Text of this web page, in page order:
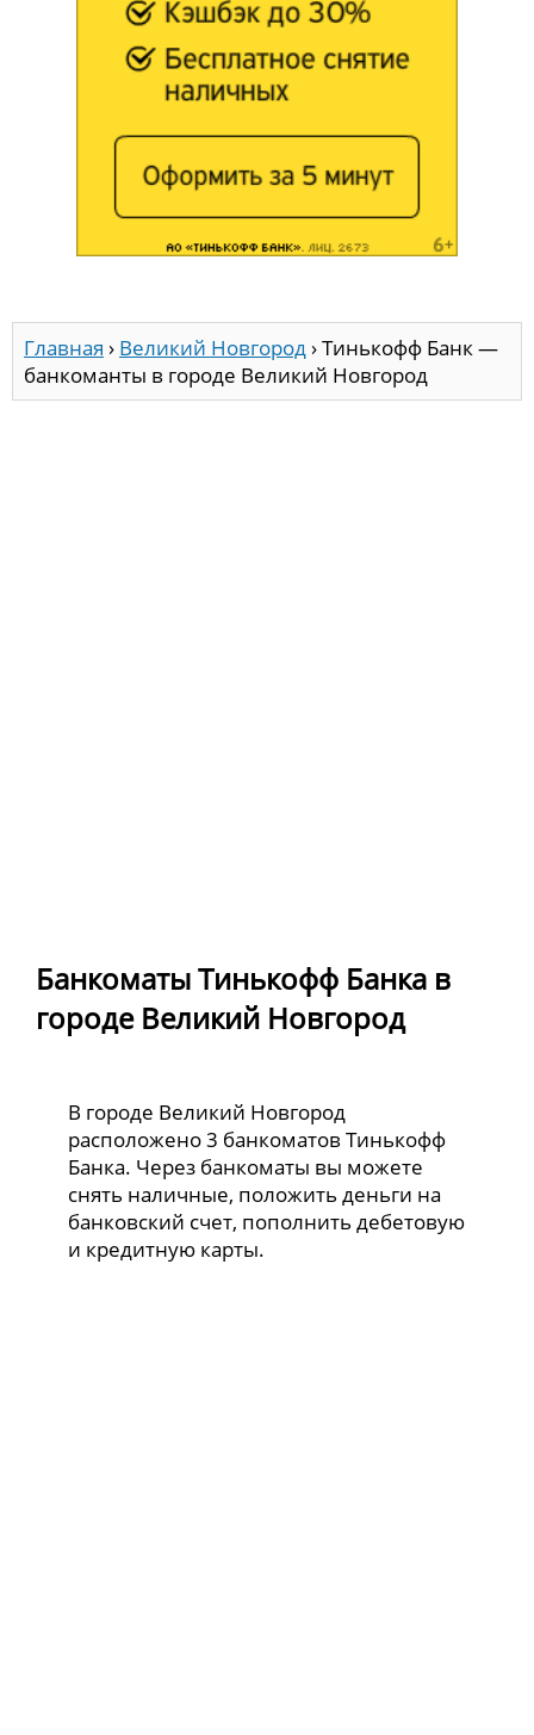
Главная › Великий Новгород›Тинькофф Банк —
банкоманты в городе Великий Новгород
Банкоматы Тинькофф Банка в
городе Великий Новгород
В городе Великий Новгород
расположено 3 банкоматов Тинькофф
Банка. Через банкоматы вы можете
снять наличные, положить деньги на
банковский счет, пополнить дебетовую
и кредитную карты.